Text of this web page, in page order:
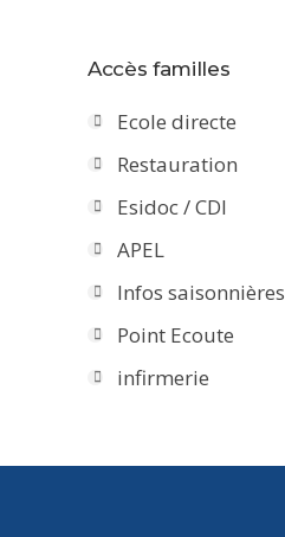
Accès familles
Ecole directe
Restauration
Esidoc / CDI
APEL
Infos saisonnières
Point Ecoute
infirmerie